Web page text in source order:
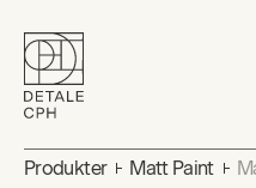
Produkter Matt Paint